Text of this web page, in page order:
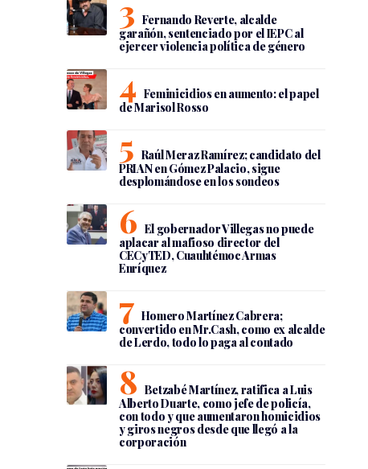
Fernando Reverte, alcalde
garañón, sentenciado por el IEPC al
ejercer violencia política de género
Feminicidios en aumento: el papel
de Marisol Rosso
Raúl Meraz Ramírez; candidato del
PRIAN en Gómez Palacio, sigue
desplomándose en los sondeos
El gobernador Villegas no puede
aplacar al mafioso director del
CECyTED, Cuauhtémoc Armas
Enríquez
Homero Martínez Cabrera;
convertido en Mr.Cash, como ex alcalde
de Lerdo, todo lo paga al contado
Betzabé Martínez, ratifica a Luis
Alberto Duarte, como jefe de policía,
con todo y que aumentaron homicidios
y giros negros desde que llegó a la
corporación